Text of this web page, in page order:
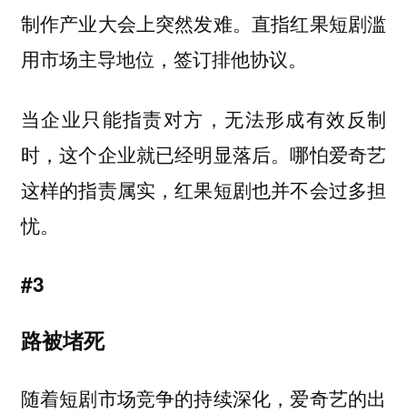
制作产业大会上突然发难。直指红果短剧滥
用市场主导地位，签订排他协议。
当企业只能指责对方，无法形成有效反制
时，这个企业就已经明显落后。哪怕爱奇艺
这样的指责属实，红果短剧也并不会过多担
忧。
#3
路被堵死
随着短剧市场竞争的持续深化，爱奇艺的出